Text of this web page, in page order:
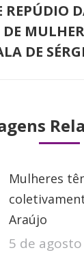
REPÚDIO
DE
Mulheres
Araújo
5 de